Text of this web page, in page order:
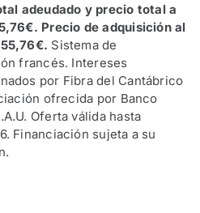
adeudado y precio total a
Precio de adquisición al
Sistema de
francés. Intereses
por Fibra del Cantábrico
ofrecida por Banco
Oferta válida hasta
Financiación sujeta a su